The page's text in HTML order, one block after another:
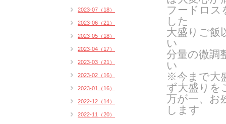
フードロス
した
大盛りご飯
い
分量の微調
い
※今まで大
ず大盛りを
万が一、お
します
2023-07（18）
2023-06（21）
2023-05（18）
2023-04（17）
2023-03（21）
2023-02（16）
2023-01（16）
2022-12（14）
2022-11（20）